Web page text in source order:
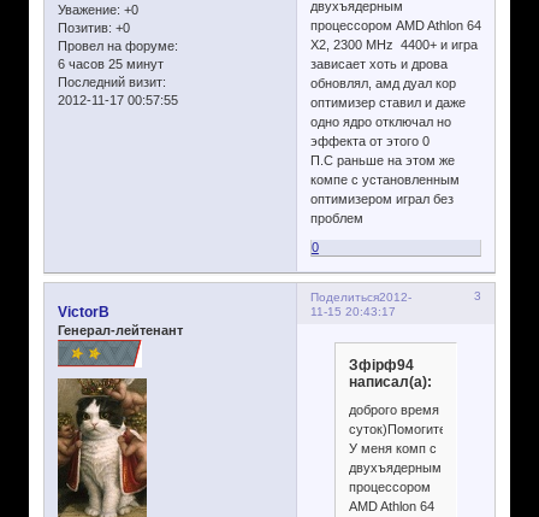
Уважение: +0
Позитив: +0
Провел на форуме:
6 часов 25 минут
Последний визит:
2012-11-17 00:57:55
двухъядерным
процессором AMD Athlon 64
X2, 2300 MHz 4400+ и игра
зависает хоть и дрова
обновлял, амд дуал кор
оптимизер ставил и даже
одно ядро отключал но
эффекта от этого 0
П.С раньше на этом же
компе с установленным
оптимизером играл без
проблем
0
Поделиться 3
2012-
11-15 20:43:17
VictorB
Генерал-лейтенант
Зфірф94
написал(а):
доброго время
суток)Помогите!
У меня комп с
двухъядерным
процессором
AMD Athlon 64